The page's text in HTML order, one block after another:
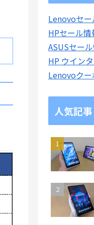
Lenovoセ
HPセール
ASUSセー
HP ウイン
Lenovoク
人気記事